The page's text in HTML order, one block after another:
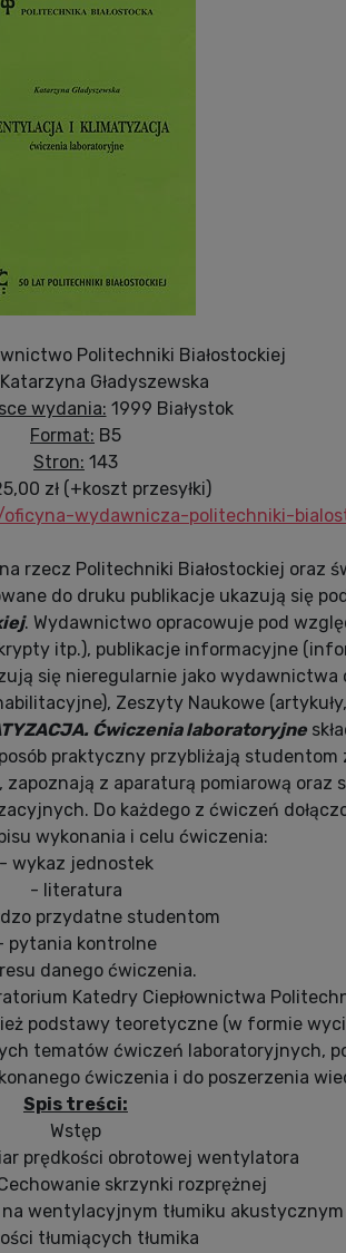
Politechniki Białostockiej
Katarzyna Gładyszewska
wydania: 1999 Białystok
Format: B5
Stron: 143
zł (+koszt przesyłki)
wydawnicza-politechniki-
rzecz Politechniki Białostockiej oraz
do druku publikacje ukazują się
. Wydawnictwo opracowuje pod
itp.), publikacje informacyjne
się nieregularnie jako wydawnictwa
Zeszyty Naukowe
Ćwiczenia laboratoryjne
praktyczny przybliżają studentom
z aparaturą pomiarową oraz
Do każdego z ćwiczeń
wykonania i celu ćwiczenia:
- wykaz jednostek
- literatura
przydatne studentom
pytania kontrolne
danego ćwiczenia.
Katedry Ciepłownictwa
podstawy teoretyczne (w formie
tematów ćwiczeń laboratoryjnych,
ćwiczenia i do poszerzenia
Spis treści:
Wstęp
prędkości obrotowej wentylatora
skrzynki rozprężnej
wentylacyjnym tłumiku
tłumiących tłumika